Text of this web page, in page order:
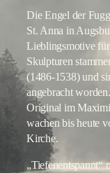
Die Engel der
St. Anna in
Lieblingsmotive
Skulpturen
(1486-1538) und
angebracht
Original im
wachen bis heute
Kirche.
„Tiefenentspannt“